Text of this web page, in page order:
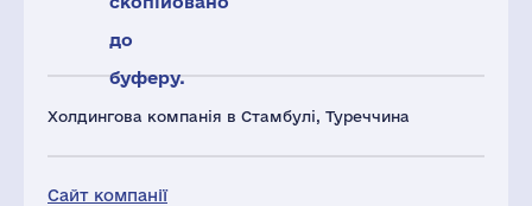
Холдингова компанія в Стамбулі, Туреччина
Сайт компанії
до
буферу.